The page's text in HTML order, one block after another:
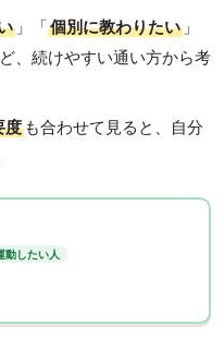
」「個別に教わりたい 」
、続けやすい通い方から考
度 も合わせて見ると、自分
動したい人